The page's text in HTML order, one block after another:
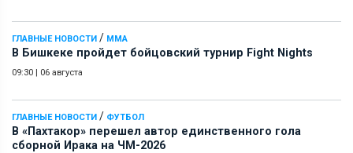
ГЛАВНЫЕ НОВОСТИ / ММА
В Бишкеке пройдет бойцовский турнир Fight Nights
09:30 | 06 августа
ГЛАВНЫЕ НОВОСТИ / ФУТБОЛ
В «Пахтакор» перешел автор единственного гола
сборной Ирака на ЧМ-2026